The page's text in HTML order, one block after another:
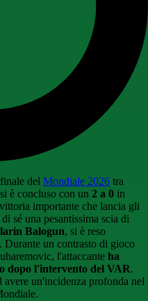
del Mondiale 2026 tra
si è concluso con un 2 a 0 in
importante che lancia gli
sé una pesantissima scia di
Balogun, si è reso
un contrasto di gioco
l'attaccante ha
dopo l'intervento del VAR.
un'incidenza profonda nel